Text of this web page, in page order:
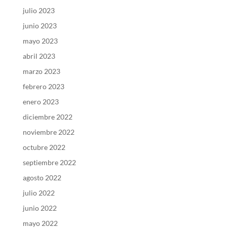
julio 2023
junio 2023
mayo 2023
abril 2023
marzo 2023
febrero 2023
enero 2023
diciembre 2022
noviembre 2022
octubre 2022
septiembre 2022
agosto 2022
julio 2022
junio 2022
mayo 2022